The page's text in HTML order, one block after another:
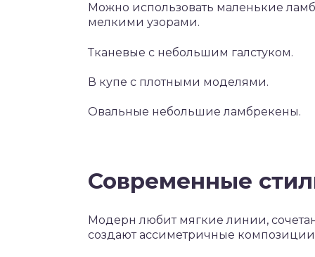
Можно использовать маленькие
мелкими узорами.
Тканевые с небольшим галстуком.
В купе с плотными моделями.
Овальные небольшие ламбрекены.
Современные
Модерн любит мягкие линии,
создают ассиметричные